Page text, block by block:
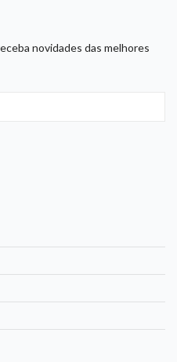
novidades das melhores